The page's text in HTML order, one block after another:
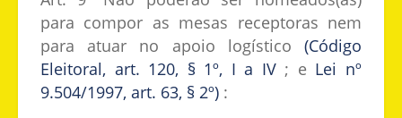
para compor as mesas receptoras nem
para atuar no apoio logístico (Código
Eleitoral, art. 120, § 1º, I a IV ; e Lei nº
9.504/1997, art. 63, § 2º) :